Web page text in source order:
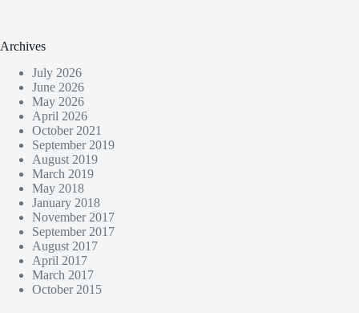
Archives
July 2026
June 2026
May 2026
April 2026
October 2021
September 2019
August 2019
March 2019
May 2018
January 2018
November 2017
September 2017
August 2017
April 2017
March 2017
October 2015